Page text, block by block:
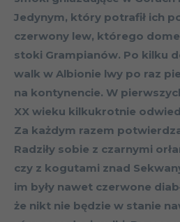
Jedynym, który potrafił ich
czerwony lew, którego
stoki Grampianów. Po kilku
walk w Albionie lwy po raz
na kontynencie. W
XX wieku kilkukrotnie
Za każdym razem
Radziły sobie z czarnymi
czy z kogutami znad
im były nawet czerwone
że nikt nie będzie w stanie